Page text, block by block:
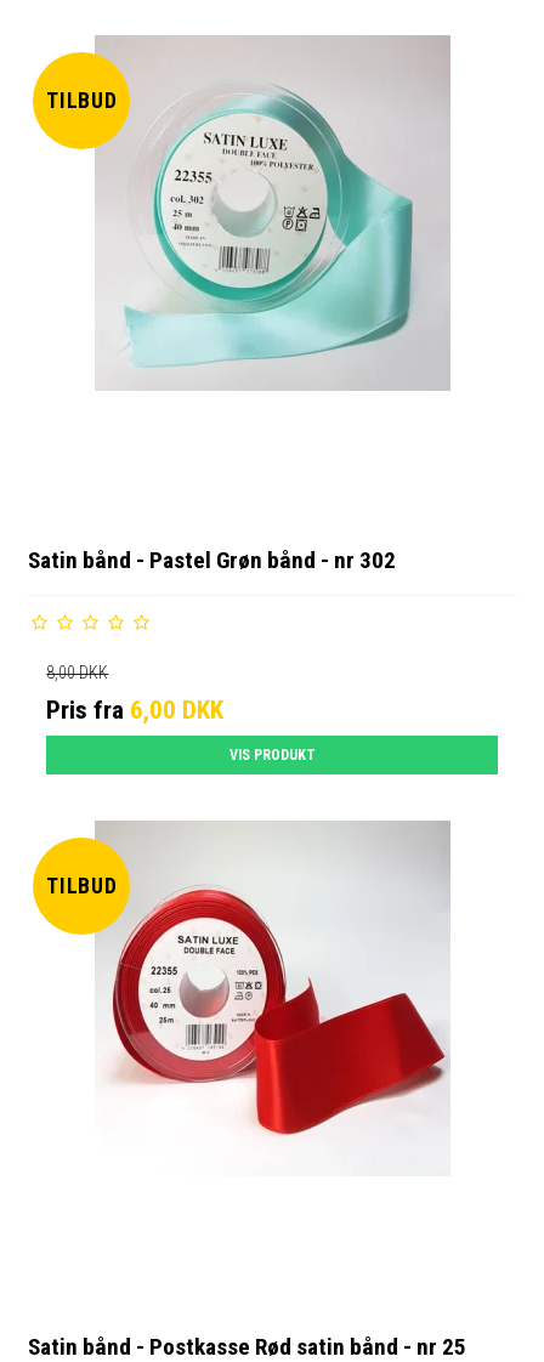
TILBUD
Satin bånd - Pastel Grøn bånd - nr 302
8,00 DKK
Pris fra 6,00 DKK
VIS PRODUKT
TILBUD
Satin bånd - Postkasse Rød satin bånd - nr 25